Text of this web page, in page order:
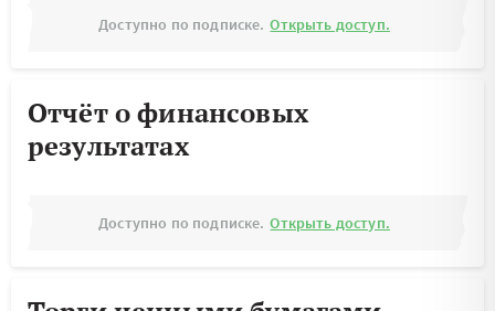
Доступно по подписке. Открыть доступ.
Отчёт о финансовых
результатах
Доступно по подписке. Открыть доступ.